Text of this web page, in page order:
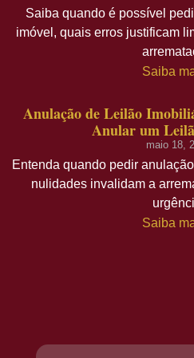
Saiba quando é possível
imóvel, quais erros justificam
Saiba
Anulação de Leilão
Anular um
maio 18,
Entenda quando pedir
nulidades invalidam a
Saiba